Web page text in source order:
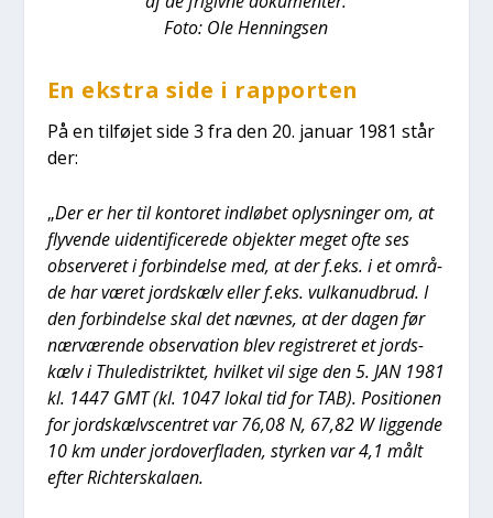
Foto: Ole Hen­nings­en
En ekstra side i rap­por­ten
På en til­fø­jet side 3 fra den 20. janu­ar 1981 står
der:
„Der er her til kon­to­ret ind­lø­bet oplys­nin­ger om, at
fly­ven­de uiden­ti­fi­ce­re­de objek­ter meget ofte ses
obser­ve­ret i for­bin­del­se med, at der f.eks. i et områ­
de har været jord­s­kælv eller f.eks. vulka­nud­brud. I
den for­bin­del­se skal det næv­nes, at der dagen før
nær­væ­ren­de obser­va­tion blev regi­stre­ret et jord­s­
kælv i Thu­le­di­strik­tet, hvil­ket vil sige den 5. JAN 1981
kl. 1447 GMT (kl. 1047 lokal tid for TAB). Posi­tio­nen
for jord­s­kælvs­cen­tret var 76,08 N, 67,82 W lig­gen­de
10 km under jor­d­over­fla­den, styr­ken var 4,1 målt
efter Rich­ter­ska­la­en.